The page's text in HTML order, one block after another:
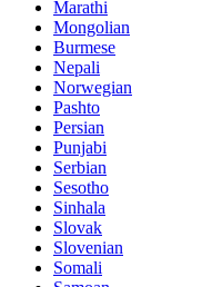
Marathi
Mongolian
Burmese
Nepali
Norwegian
Pashto
Persian
Punjabi
Serbian
Sesotho
Sinhala
Slovak
Slovenian
Somali